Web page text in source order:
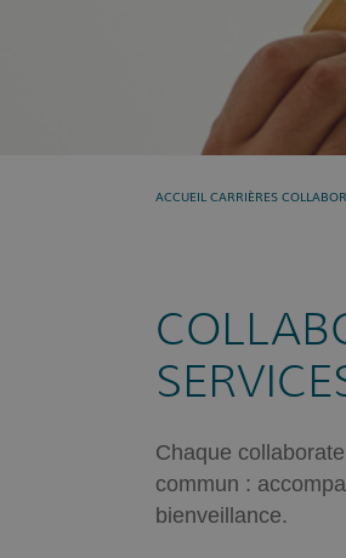
Présent
ACCUEIL CARRIÈRES
Chaque
commun :
bienveillance.